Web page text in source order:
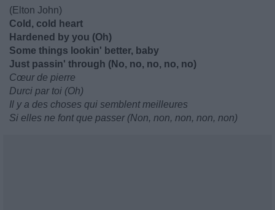
(Elton John)
Cold, cold heart
Hardened by you (Oh)
Some things lookin' better, baby
Just passin' through (No, no, no, no, no)
Cœur de pierre
Durci par toi (Oh)
Il y a des choses qui semblent meilleures
Si elles ne font que passer (Non, non, non, non, non)